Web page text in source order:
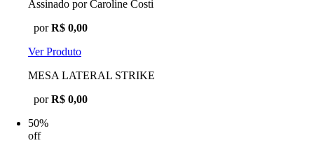
Assinado por Caroline Costi
porR$ 0,00
Ver Produto
MESA LATERAL STRIKE
porR$ 0,00
50%
off